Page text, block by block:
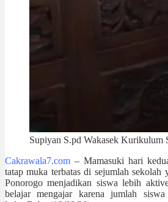
Supiyan S.pd Wakasek
Cakrawala7.com – Mamasuki hari
tatap muka terbatas di sejumlah sekolah
Ponorogo menjadikan siswa lebih
belajar mengajar karena jumlah